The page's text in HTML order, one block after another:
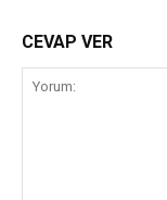
CEVAP VER